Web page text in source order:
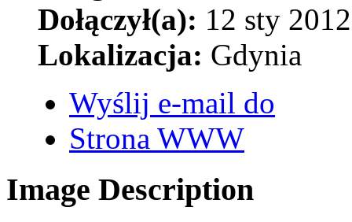
Dołączył(a): 12 sty
Lokalizacja: Gdynia
Wyślij e-mail do
Strona WWW
Image Description